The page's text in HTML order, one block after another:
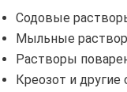
Содовые
Мыльные
Растворы
Креозот и другие